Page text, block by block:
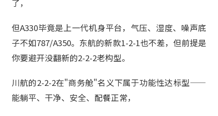
了，
但A330毕竟是上一代机身平台，气压、湿度、噪声底
子不如787/A350。东航的新款1-2-1也不差，但前提是
你要避开没翻新的2-2-2老构型。
川航的2-2-2在"商务舱"名义下属于功能性达标型——
能躺平、干净、安全、配餐正常，